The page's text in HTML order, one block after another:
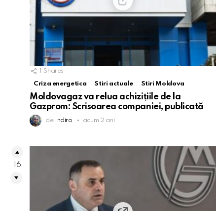
1 Shares
Criza energetica
Stiri actuale Stiri Moldova
Moldovagaz va relua achizițiile de la
Gazprom: Scrisoarea companiei, publicată
de Indiro acum 2 ani
16